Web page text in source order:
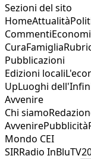
Sezioni del sito
HomeAttualità
Commenti
CuraFamiglia
Pubblicazioni
Edizioni locali
UpLuoghi
Avvenire
Chi siamo
AvvenirePubblicità
Mondo CEI
SIRRadio InBlu